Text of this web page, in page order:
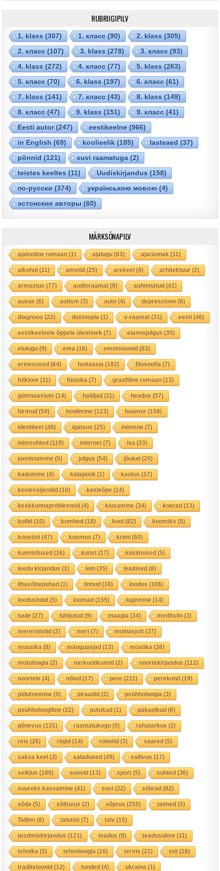
RUBRIIGIPILV
1. klass (307) 1. класс (90) 2. klass (305)
2. класс (107) 3. klass (278) 3. класс (93)
4. klass (272) 4. класс (77) 5. klass (263)
5. класс (70) 6. klass (197) 6. класс (61)
7. klass (141) 7. класс (43) 8. klass (149)
8. класс (47) 9. klass (151) 9. класс (41)
Eesti autor(247) eestikeelne (966)
in English (69) koolieelik (185) lasteaed (37)
põnnid (121) suvi raamatuga (2)
teistes keeltes (11) Uudiskirjandus (158)
по-русски (374) українською мовою (4)
эстонские авторы (60)
MÄRKSÕNAPILV
ajalooline romaan(1) ajalugu(83) ajarännak (11)
alkohol(11) ametid(25) arekeel(4) arhitektuur(2)
armastus (77) audioraamat(9) auhinnatud(41)
ausus (6) autism (3) auto(4) depressioon(6)
diagnoos (22) düstoopia (1) e-raamat(31) eesti(46)
eestikeelsele õppele üleminek (7) elamisjulgus (30)
elulugu(9) ema (16) emotsioonid(83)
erinevused(64) fantaasia (182) filosoofia (7)
folkloor(11) füüsika (7) graafiline romaan(13)
gümnaasium (14) haldjad(11) headus (57)
hirmud(59) hoolimine (123) huumor(158)
identiteet(48) igatsus (25) inimene (7)
inimsuhted(119) internet(7) isa (33)
joonistamine (5) julgus (54) jõulud(20)
kadumine (4) kalapüük (1) kaotus (17)
keeleväljendid(10) keeleõpe (14)
keskkonnaprobleemid(4) kiusamine (34) koerad(13)
kollid(10) kombed(18) kool(82) koomiks (5)
koostöö(47) kosmos (7) krimi(60)
kummitused(16) kunst(17) küsimused(5)
leedu kirjandus (1) lein(35) leiutised(8)
lihavõttepühad(1) linnud(18) loodus (106)
loodushoid(5) loomad(155) lugemine (14)
luule (27) lühijutud(9) maagia (34) meditsiin(3)
mereröövlid(2) meri(7) muinasjutt(37)
muusika (8) mänguasjad(13) müstika (38)
mütoloogia (2) narkootikumid(2) noortekirjandus (112)
noortele (4) nõiad(17) pere (211) perekond(19)
pidutsemine (5) piraadid(2) psühholoogia (3)
psühholoogiline (22) putukad(1) päkapikud(6)
põnevus (131) raamatukogu(5) rahatarkus (2)
reis (26) riigid(14) robotid(3) saared(5)
saksa keel(3) saladused(49) sallivus (17)
seiklus (180) soovid(13) sport(5) suhted(36)
suureks kasvamine (41) suvi(22) sõbrad(82)
sõda (5) sõltuvus (2) sõprus (255) taimed(5)
Tallinn(6) talutöö(7) talv(15)
teadmiskirjandus (121) teadus (9) teadusulme (11)
tehnika (5) tehnoloogia (16) tervis (21) toit(18)
traditsioonid(12) tunded(4) ukraina (1)